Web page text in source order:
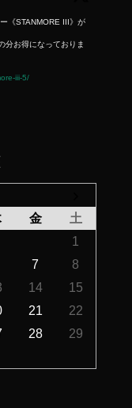
《STANMORE III》が
分お得になっておりま
iii-5/
金
土
1
7
8
14
15
21
22
28
29